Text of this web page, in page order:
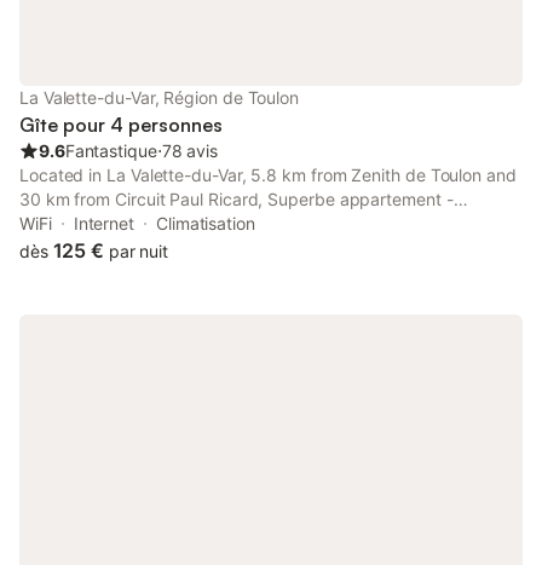
chambre (15m²) ambiance enfant fille équipée d’un lit double
(140X200) en mezzanine - Une chambre (10m²) ambiance
enfant garçon équipée d'un lit simple (90X200) - Une sa
La Valette-du-Var, Région de Toulon
Gîte pour 4 personnes
9.6Fantastique⋅78 avis
Located in La Valette-du-Var, 5.8 km from Zenith de Toulon and
30 km from Circuit Paul Ricard, Superbe appartement -
Terrasse-clim-2 chambres offers air conditioning.
WiFi Internet
Climatisation
dès 125 € par nuit